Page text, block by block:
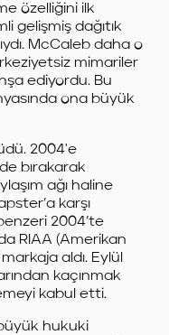
özelliğini ilk
gelişmiş dağıtık
McCaleb daha o
mimariler
ediyordu. Bu
ona büyük
2004'e
bırakarak
ağı haline
karşı
2004’te
RIAA (Amerikan
aldı. Eylül
kaçınmak
kabul etti.
hukuki